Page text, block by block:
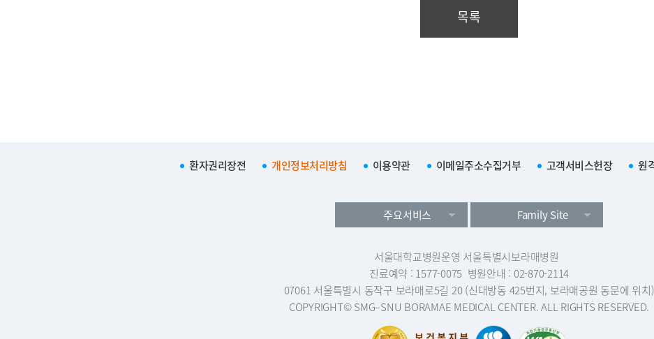
목록
환자권리장전 개인정보처리방침 이용약관 이메일주소수집거부 고객서비스헌장 원
주요서비스 Family Site
서울대학교병원운영 서울특별시보라매병원
진료예약 : 1577-0075 병원안내 : 02-870-2114
07061 서울특별시 동작구 보라매로5길 20 (신대방동 425번지, 보라매공원 동문에 위치)
COPYRIGHT© SMG–SNU BORAMAE MEDICAL CENTER. ALL RIGHTS RESERVED.